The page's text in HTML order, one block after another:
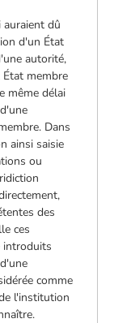
auraient dû
d'un État
autorité,
membre
même délai
Dans
ainsi saisie
ou
des
ces
introduits
comme
l'institution